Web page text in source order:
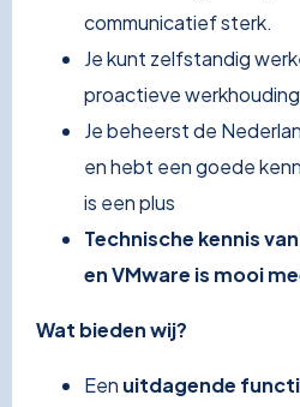
communicatief sterk.
Je kunt zelfstandig
proactieve
Je beheerst de
en hebt een goede
is een plus
Technische kennis
en VMware is mooi
Wat bieden wij?
Een uitdagende